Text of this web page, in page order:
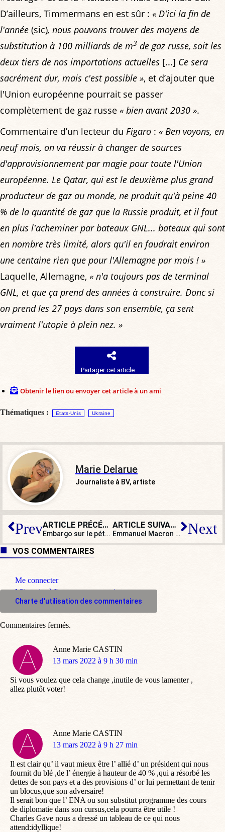
D’ailleurs, Timmermans en est sûr : « D'ici la fin de
l'année (sic), nous pouvons trouver des moyens de
substitution à 100 milliards de m3 de gaz russe, soit les
deux tiers de nos importations actuelles [...] Ce sera
sacrément dur, mais c'est possible », et d’ajouter que
l'Union européenne pourrait se passer
complètement de gaz russe « bien avant 2030 ».
Commentaire d’un lecteur du Figaro : « Ben voyons, en
neuf mois, on va réussir à changer de sources
d'approvisionnement par magie pour toute l'Union
européenne. Le Qatar, qui est le deuxième plus grand
producteur de gaz au monde, ne produit qu'à peine 40
% de la quantité de gaz que la Russie produit, et il faut
en plus l'acheminer par bateaux GNL... bateaux qui sont
en nombre très limité, alors qu'il en faudrait environ
une centaine rien que pour l'Allemagne par mois ! »
Laquelle, Allemagne, « n'a toujours pas de terminal
GNL, et que ça prend des années à construire. Donc si
on prend les 27 pays dans son ensemble, ça sent
vraiment l'utopie à plein nez. »
Partager cet article
Obtenir le lien ou envoyer cet article à un ami
Thématiques : Etats-Unis Ukraine
Marie Delarue
Journaliste à BV, artiste
Prev ARTICLE PRÉCÉDENT
Embargo sur le pétrole russe et négociations avec le Venezuela de Maduro : America first !
ARTICLE SUIVANT
Emmanuel Macron utilise ses réseaux sociaux officiels gouvernement-France pour faire campagne Next
VOS COMMENTAIRES
Me connecter
M'inscrire à l'espace commentaire
Charte d'utilisation des commentaires
Anne Marie CASTIN
dit
13 mars 2022 à 9 h 30 min
Si vous voulez que cela change ,inutile de vous lamenter ,
allez plutôt voter!
Anne Marie CASTIN
dit
13 mars 2022 à 9 h 27 min
Il est clair qu’ il vaut mieux être l’ allié d’ un président qui nous
fournit du blé ,de l’ énergie à hauteur de 40 % ,qui a résorbé les
dettes de son pays et a des provisions d’ or lui permettant de tenir
un blocus,que son adversaire!
Il serait bon que l’ ENA ou son substitut programme des cours
de diplomatie dans son cursus,cela pourra être utile !
Charles Gave nous a dressé un tableau de ce qui nous
attend:idyllique!
Commentaires fermés.